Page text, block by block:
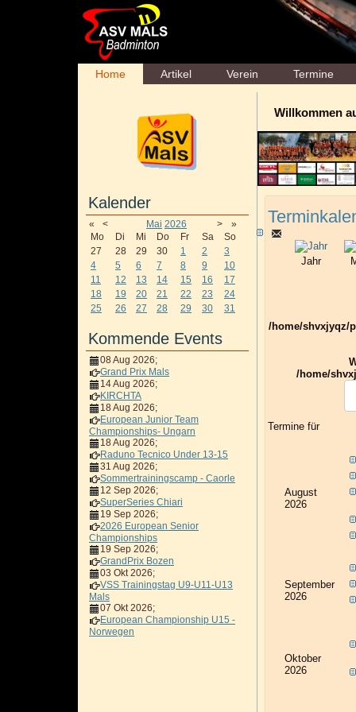
Home Artikel Verein Termine
Kalender
« < Mai 2026 >
»
Mo
Di Mi Do Fr Sa
So
27
28 29 30 1 2
3
4
5 6 7 8 9
10
11
12 13 14 15 16
17
18
19 20 21 22 23
24
25
26 27 28 29 30 31
Kommende Events
08 Aug 2026;
Grand Prix Mals
14 Aug 2026;
KIRCHTA
18 Aug 2026;
European Junior Team
Championships- Ungarn
18 Aug 2026;
Raduno Tecnico Under 13-15
31 Aug 2026;
Sommertrainingscamp - Caorle
12 Sep 2026;
SuperSeries Chiari
19 Sep 2026;
2026 European Senior
Championships
19 Sep 2026;
GrandPrix Bozen
03 Okt 2026;
VSS Trainingstag U9-U11-U13
Mals
07 Okt 2026;
European Championship U15 -
Norwegen
Willkommen
Jahr
/home/shvxjyqz/
/home/
Termine für
August
2026
September
2026
Oktober
2026